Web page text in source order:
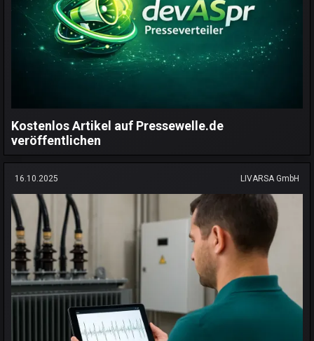
Kostenlos Artikel auf Pressewelle.de
veröffentlichen
16.10.2025 LIVARSA GmbH